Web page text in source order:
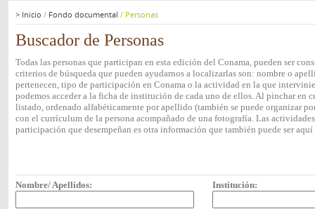
> Inicio / Fondo documental / Personas
Buscador de Personas
Todas las personas que participan en esta edición del Conama, pueden ser
criterios de búsqueda que pueden ayudarnos a localizarlas son: nombre o
pertenecen, tipo de participación en Conama o la actividad en la que
podemos acceder a la ficha de institución de cada uno de ellos. Al pinchar en
listado, ordenado alfabéticamente por apellido (también se puede organizar
con el currículum de la persona acompañado de una fotografía. Las
participación que desempeñan es otra información que también puede ser
Nombre/ Apellidos: Institución: